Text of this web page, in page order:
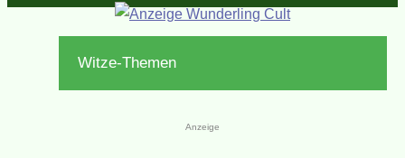
Witze-Themen
Anzeige